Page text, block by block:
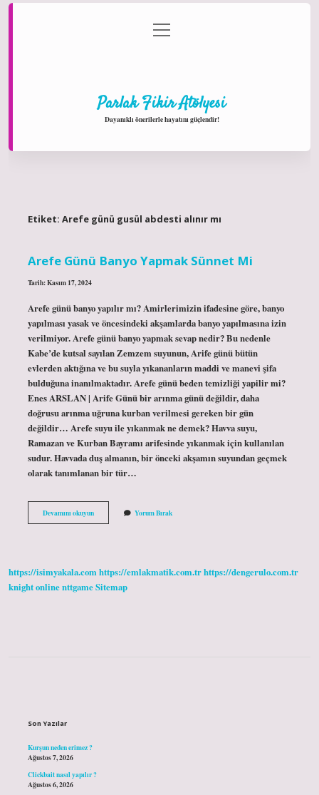
Gizlilik Politikası
menüyü
aç
Parlak Fikir Atölyesi
Dayanıklı önerilerle hayatını güçlendir!
Etiket: Arefe günü gusül abdesti alınır mı
Arefe Günü Banyo Yapmak Sünnet Mi
Tarih: Kasım 17, 2024
Arefe günü banyo yapılır mı? Amirlerimizin ifadesine göre, banyo
yapılması yasak ve öncesindeki akşamlarda banyo yapılmasına izin
verilmiyor. Arefe günü banyo yapmak sevap nedir? Bu nedenle
Kabe’de kutsal sayılan Zemzem suyunun, Arife günü bütün
evlerden aktığına ve bu suyla yıkananların maddi ve manevi şifa
bulduğuna inanılmaktadır. Arefe günü beden temizliği yapilir mi?
Enes ARSLAN | Arife Günü bir arınma günü değildir, daha
doğrusu arınma uğruna kurban verilmesi gereken bir gün
değildir… Arefe suyu ile yıkanmak ne demek? Havva suyu,
Ramazan ve Kurban Bayramı arifesinde yıkanmak için kullanılan
sudur. Havvada duş almanın, bir önceki akşamın suyundan geçmek
olarak tanımlanan bir tür…
Devamını okuyunArefe
Günü
Yorum Bırak
https://isimyakala.comhttps://emlakmatik.com.trhttps://dengerulo.com.tr
knight onlinenttgameSitemap
Son Yazılar
Kurşun neden erimez ?
Ağustos 7, 2026
Clickbait nasıl yapılır ?
Ağustos 6, 2026